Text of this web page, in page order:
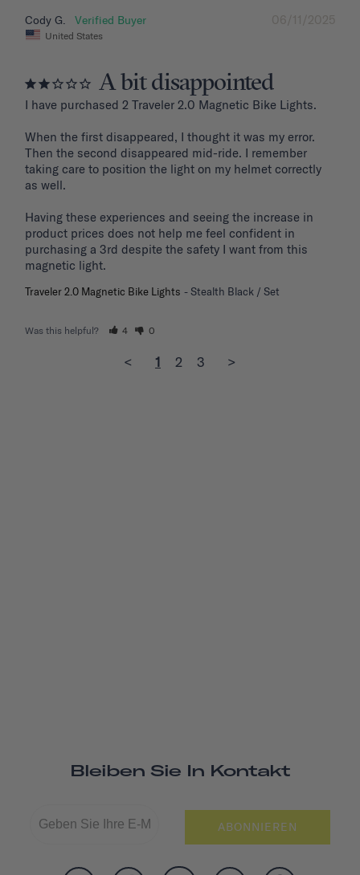
06/11/2025
Cody G.
United States
A bit disappointed
I have purchased 2 Traveler 2.0 Magnetic Bike Lights.
When the first disappeared, I thought it was my error.
Then the second disappeared mid-ride. I remember
taking care to position the light on my helmet correctly
as well.
Having these experiences and seeing the increase in
product prices does not help me feel confident in
purchasing a 3rd despite the safety I want from this
magnetic light.
Traveler 2.0 Magnetic Bike Lights Stealth Black / Set
Was this helpful? 4 0
< 1 2 3 >
Bleiben Sie In Kontakt
ABONNIEREN